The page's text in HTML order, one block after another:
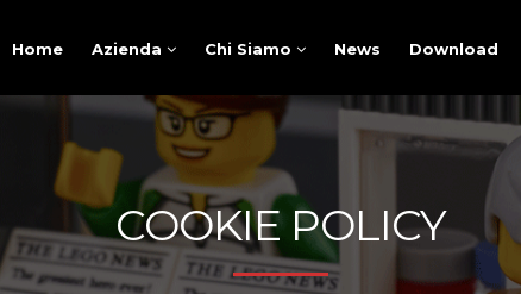
Home Azienda Chi Siamo News Download
COOKIE POLICY